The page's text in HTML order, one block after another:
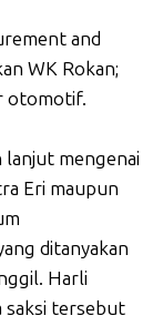
and
WK Rokan;
otomotif.
lanjut mengenai
Eri maupun
ditanyakan
Harli
saksi tersebut